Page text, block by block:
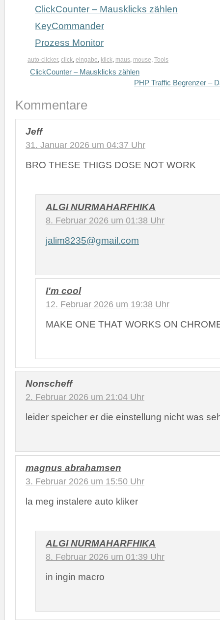
ClickCounter – Mausklicks zählen
KeyCommander
Prozess Monitor
auto-clicker, click, eingabe, klick, maus, mouse, Tools
ClickCounter – Mausklicks zählen
PHP Traffic Begrenzer –
Kommentare
Jeff
31. Januar 2026 um 04:37 Uhr
BRO THESE THIGS DOSE NOT WORK
ALGI NURMAHARFHIKA
8. Februar 2026 um 01:38 Uhr
jalim8235@gmail.com
I'm cool
12. Februar 2026 um 19:38 Uhr
MAKE ONE THAT WORKS ON
Nonscheff
2. Februar 2026 um 21:04 Uhr
leider speicher er die einstellung nicht was
magnus abrahamsen
3. Februar 2026 um 15:50 Uhr
la meg instalere auto kliker
ALGI NURMAHARFHIKA
8. Februar 2026 um 01:39 Uhr
in ingin macro